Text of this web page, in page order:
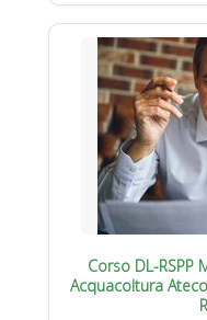
Corso DL-RSPP
Acquacoltura